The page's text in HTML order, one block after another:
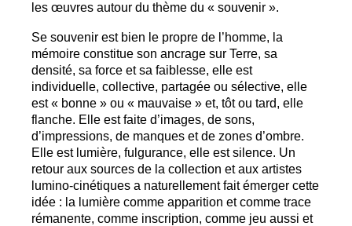
les œuvres autour du thème du « souvenir ».
Se souvenir est bien le propre de l’homme, la
mémoire constitue son ancrage sur Terre, sa
densité, sa force et sa faiblesse, elle est
individuelle, collective, partagée ou sélective, elle
est « bonne » ou « mauvaise » et, tôt ou tard, elle
flanche. Elle est faite d’images, de sons,
d’impressions, de manques et de zones d’ombre.
Elle est lumière, fulgurance, elle est silence. Un
retour aux sources de la collection et aux artistes
lumino-cinétiques a naturellement fait émerger cette
idée : la lumière comme apparition et comme trace
rémanente, comme inscription, comme jeu aussi et